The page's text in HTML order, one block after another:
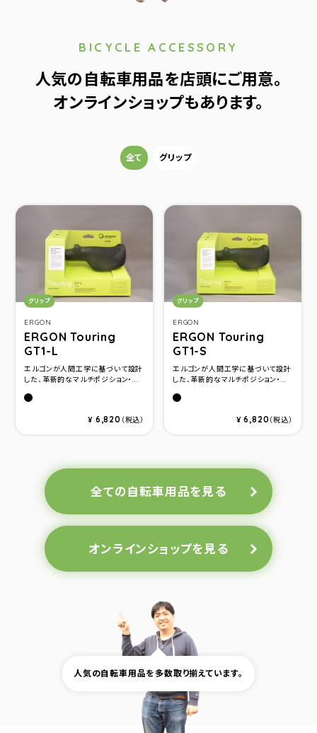
BICYCLE ACCESSORY
人気の自転車用品を店頭にご用意。
オンラインショップもあります。
全て
グリップ
ERGON
ERGON Touring
GT1-L
カテゴリ：
グリップ
エルゴンが人間工学に基づいて設計
した、革新的なマルチポジション・...
ブラック
¥ 6,820 （税込）
ERGON
ERGON Touring
GT1-S
カテゴリ：
グリップ
エルゴンが人間工学に基づいて設計
した、革新的なマルチポジション・...
ブラック
¥6,820（税込）
全ての自転車用品を見る
オンラインショップを見る
人気の自転車用品を多数取り揃えています。